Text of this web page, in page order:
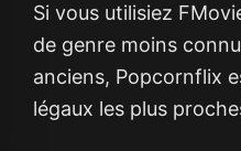
Si vous utilisiez
de genre moins
anciens, Popcornflix
légaux les plus